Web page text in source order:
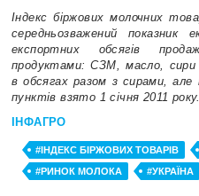
Індекс біржових молочних
середньозважений показник
експортних обсягів
продуктами: СЗМ, масло, сири
в обсягах разом з сирами, але
пунктів взято 1 січня 2011 року.
ІНФАГРО
#ІНДЕКС БІРЖОВИХ ТОВАРІВ
#РИНОК МОЛОКА
#УКРАЇНА